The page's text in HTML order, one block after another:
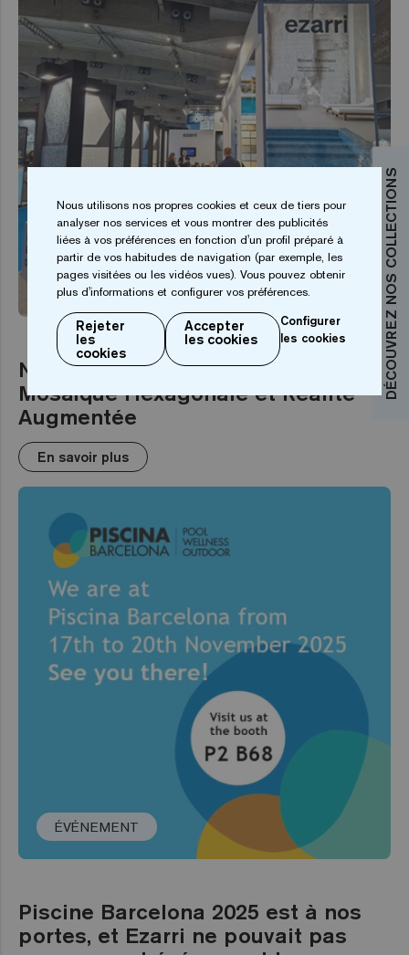
DÉCOUVREZ NOS COLLECTIONS
ÉVÉNEMENT
Nouveautés Piscina BCN 2025 :
Mosaïque Hexagonale et Réalité
Augmentée
En savoir plus
ÉVÉNEMENT
Piscine Barcelona 2025 est à nos
portes, et Ezarri ne pouvait pas
Nous utilisons nos propres cookies et ceux de tiers pour
analyser nos services et vous montrer des publicités
liées à vos préférences en fonction d'un profil préparé à
partir de vos habitudes de navigation (par exemple, les
pages visitées ou les vidéos vues). Vous pouvez obtenir
plus d'informations et configurer vos préférences.
Rejeter
les
cookies
Accepter
les cookies
Configurer
les cookies